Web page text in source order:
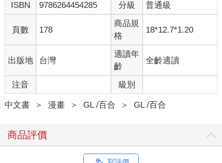
ISBN
9786264454285 分級 普通級
頁數 178
商品規
格
18*12.7*1.20
出版地 台灣
適讀年
齡
全齡適讀
注音 級別
中文書 ＞ 漫畫 ＞ GL /百合 ＞ GL /百合
商品評價